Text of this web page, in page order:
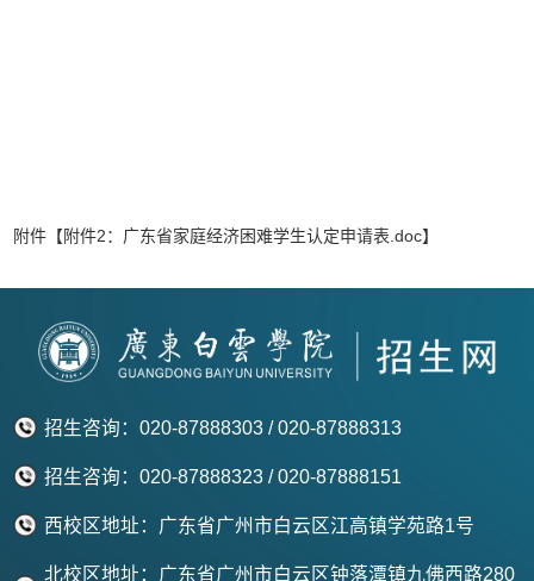
附件【附件2：广东省家庭经济困难学生认定申请表.doc】
招生咨询：020-87888303 / 020-87888313
招生咨询：020-87888323 / 020-87888151
西校区地址：广东省广州市白云区江高镇学苑路1号
北校区地址：广东省广州市白云区钟落潭镇九佛西路280